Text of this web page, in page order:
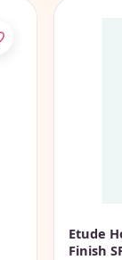
Etude
Finish